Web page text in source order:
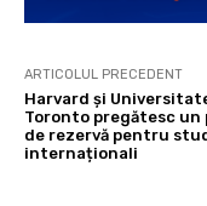
ARTICOLUL PRECEDENT
Harvard și
Toronto pregătesc un
de rezervă pentru
internaționali